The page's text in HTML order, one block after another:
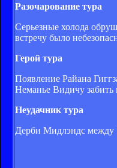
Разочарование тура
Серьезные холода
встречу было
Герой тура
Появление Райана
Неманье Видичу
Неудачник тура
Дерби Мидлэндс между